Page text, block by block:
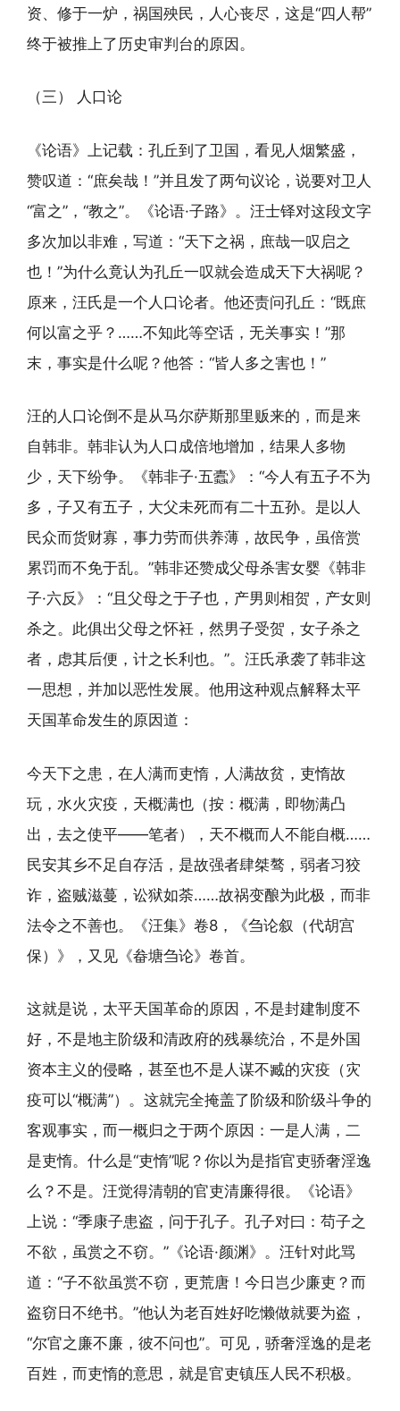
资、修于一炉，祸国殃民，人心丧尽，这是“四人帮”
终于被推上了历史审判台的原因。
（三） 人口论
《论语》上记载：孔丘到了卫国，看见人烟繁盛，
赞叹道：“庶矣哉！”并且发了两句议论，说要对卫人
“富之”，“教之”。《论语·子路》。汪士铎对这段文字
多次加以非难，写道：“天下之祸，庶哉一叹启之
也！”为什么竟认为孔丘一叹就会造成天下大祸呢？
原来，汪氏是一个人口论者。他还责问孔丘：“既庶
何以富之乎？……不知此等空话，无关事实！”那
末，事实是什么呢？他答：“皆人多之害也！”
汪的人口论倒不是从马尔萨斯那里贩来的，而是来
自韩非。韩非认为人口成倍地增加，结果人多物
少，天下纷争。《韩非子·五蠹》：“今人有五子不为
多，子又有五子，大父未死而有二十五孙。是以人
民众而货财寡，事力劳而供养薄，故民争，虽倍赏
累罚而不免于乱。”韩非还赞成父母杀害女婴《韩非
子·六反》：“且父母之于子也，产男则相贺，产女则
杀之。此俱出父母之怀衽，然男子受贺，女子杀之
者，虑其后便，计之长利也。”。汪氏承袭了韩非这
一思想，并加以恶性发展。他用这种观点解释太平
天国革命发生的原因道：
今天下之患，在人满而吏惰，人满故贫，吏惰故
玩，水火灾疫，天概满也（按：概满，即物满凸
出，去之使平——笔者），天不概而人不能自概……
民安其乡不足自存活，是故强者肆桀骜，弱者习狡
诈，盗贼滋蔓，讼狱如荼……故祸变酿为此极，而非
法令之不善也。《汪集》卷8，《刍论叙（代胡宫
保）》，又见《畚塘刍论》卷首。
这就是说，太平天国革命的原因，不是封建制度不
好，不是地主阶级和清政府的残暴统治，不是外国
资本主义的侵略，甚至也不是人谋不臧的灾疫（灾
疫可以“概满”）。这就完全掩盖了阶级和阶级斗争的
客观事实，而一概归之于两个原因：一是人满，二
是吏惰。什么是“吏惰”呢？你以为是指官吏骄奢淫逸
么？不是。汪觉得清朝的官吏清廉得很。《论语》
上说：“季康子患盗，问于孔子。孔子对曰：苟子之
不欲，虽赏之不窃。”《论语·颜渊》。汪针对此骂
道：“子不欲虽赏不窃，更荒唐！今日岂少廉吏？而
盗窃日不绝书。”他认为老百姓好吃懒做就要为盗，
“尔官之廉不廉，彼不问也”。可见，骄奢淫逸的是老
百姓，而吏惰的意思，就是官吏镇压人民不积极。